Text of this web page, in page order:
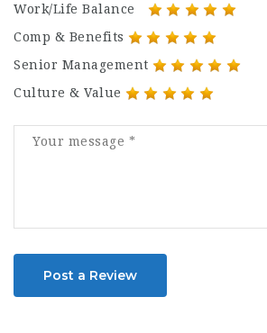
Work/Life Balance
Comp & Benefits
Senior Management
Culture & Value
Post a Review